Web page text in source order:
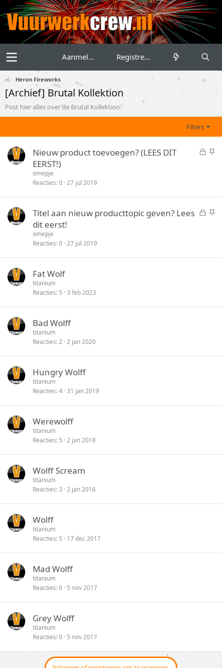
Aanmelden Registreren
Heron Fireworks
[Archief] Brutal Kollektion
Post hier alles over de Brutal Kollektion.
Filters
G
e
S
Nieuw product toevoegen? (LEES DIT
EERST!)
omepje
Reacties 0 27 jul 2019
G S
Titel aan nieuw producttopic geven? Lees
dit eerst!
omepje
Reacties 0 27 jul 2019
Fat Wolf
titanium
Reacties 5 3 feb 2023
Bad Wolff
titanium
Reacties 2 2 jan 2020
Hungry Wolff
titanium
Reacties 4 31 jan 2019
Werewolff
titanium
Reacties 5 2 jan 2018
Wolff Scream
titanium
Reacties 3 2 jan 2018
Wolff
titanium
Reacties 5 17 dec 2017
Mad Wolff
titanium
Reacties 0 5 nov 2017
Grey Wolff
titanium
Reacties 0 5 nov 2017